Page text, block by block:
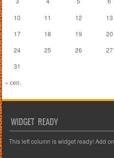
« сеп.
10
11 12 13
17
18 19 20
24
25 26 27
31
WIDGET READY
This left column is widget ready! Add